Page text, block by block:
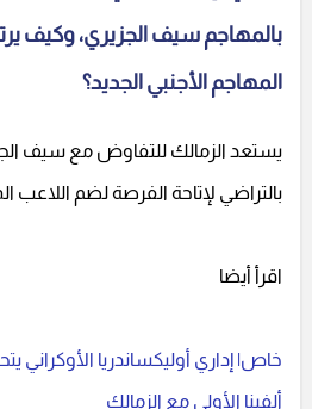
بالمهاجم سيف الجزيري، وكيف
المهاجم الأجنبي الجديد؟
يستعد الزمالك للتفاوض مع سيف
بالتراضي لإتاحة الفرصة لضم اللاعب
اقرأ أيضا
خاص| إداري أوليكساندريا
ألفينا الأولى مع الزمالك